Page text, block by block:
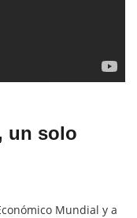
un solo
Mundial y a